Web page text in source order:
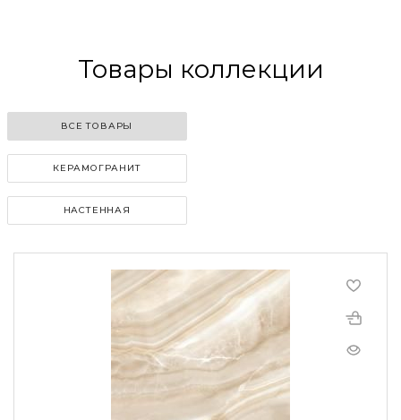
Товары коллекции
ВСЕ ТОВАРЫ
КЕРАМОГРАНИТ
НАСТЕННАЯ